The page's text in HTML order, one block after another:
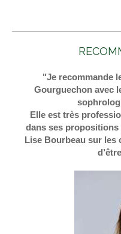
"Je recommande
Gourguechon avec
Elle est très
dans ses propositions
Lise Bourbeau sur les